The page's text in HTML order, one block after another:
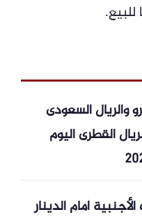
والريال السعودى
القطرى اليوم
أمام الدينار